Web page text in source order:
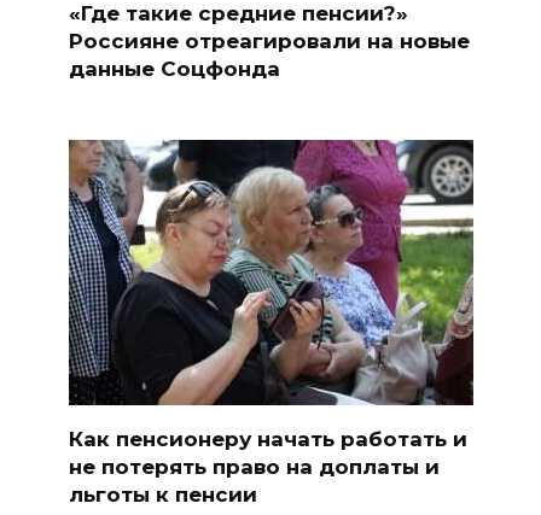
«Где такие средние пенсии?»
Россияне отреагировали на новые
данные Соцфонда
Как пенсионеру начать работать и
не потерять право на доплаты и
льготы к пенсии